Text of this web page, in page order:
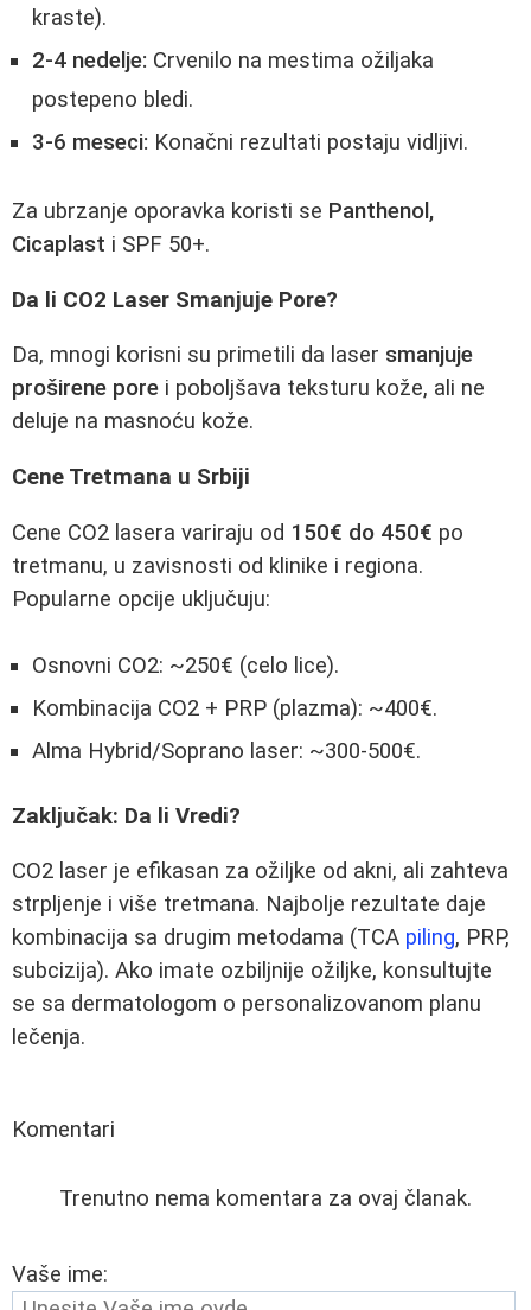
kraste).
2-4 nedelje: Crvenilo na mestima ožiljaka
postepeno bledi.
3-6 meseci: Konačni rezultati postaju vidljivi.
Za ubrzanje oporavka koristi se Panthenol,
Cicaplast i SPF 50+.
Da li CO2 Laser Smanjuje Pore?
Da, mnogi korisni su primetili da laser smanjuje
proširene pore i poboljšava teksturu kože, ali ne
deluje na masnoću kože.
Cene Tretmana u Srbiji
Cene CO2 lasera variraju od 150€ do 450€ po
tretmanu, u zavisnosti od klinike i regiona.
Popularne opcije uključuju:
Osnovni CO2: ~250€ (celo lice).
Kombinacija CO2 + PRP (plazma): ~400€.
Alma Hybrid/Soprano laser: ~300-500€.
Zaključak: Da li Vredi?
CO2 laser je efikasan za ožiljke od akni, ali zahteva
strpljenje i više tretmana. Najbolje rezultate daje
kombinacija sa drugim metodama (TCA piling, PRP,
subcizija). Ako imate ozbiljnije ožiljke, konsultujte
se sa dermatologom o personalizovanom planu
lečenja.
Komentari
Trenutno nema komentara za ovaj članak.
Vaše ime: